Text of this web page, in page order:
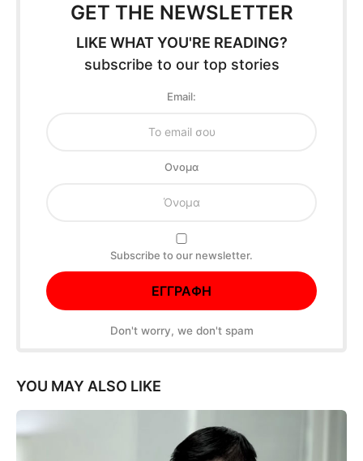
GET THE NEWSLETTER
LIKE WHAT YOU'RE READING?
subscribe to our top stories
Email:
Oνομα
Subscribe to our newsletter.
Don't worry, we don't spam
YOU MAY ALSO LIKE